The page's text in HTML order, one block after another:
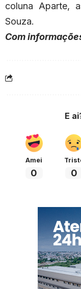
coluna Aparte,
Souza.
Com
E
Amei
0 0